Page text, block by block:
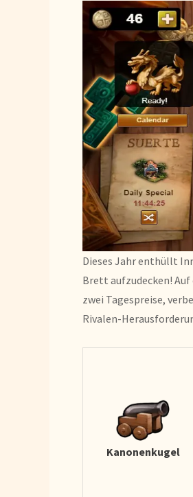
Dieses Jahr enthüllt
Brett aufzudecken!
zwei Tagespreise,
Rivalen-
Kanonenkugel